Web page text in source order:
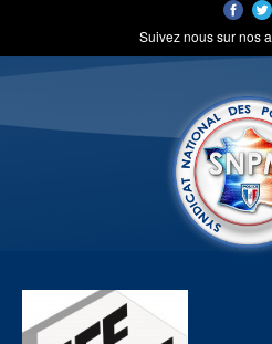
Suivez nous sur nos